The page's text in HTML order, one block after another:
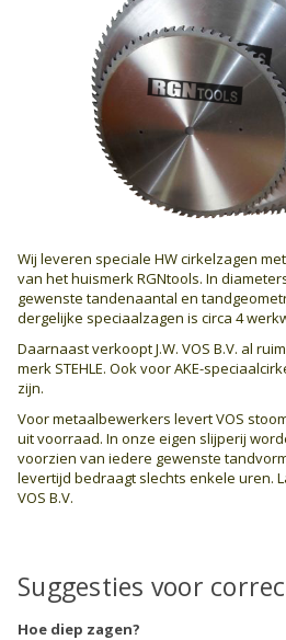
Wij leveren speciale HW cirkelzagen
van het huismerk RGNtools. In
gewenste tandenaantal en
dergelijke speciaalzagen is circa 4
Daarnaast verkoopt J.W. VOS B.V. al
merk STEHLE. Ook voor AKE-
zijn.
Voor metaalbewerkers levert VOS
uit voorraad. In onze eigen slijperij
voorzien van iedere gewenste
levertijd bedraagt slechts enkele uren.
VOS B.V.
Suggesties voor
Hoe diep zagen?